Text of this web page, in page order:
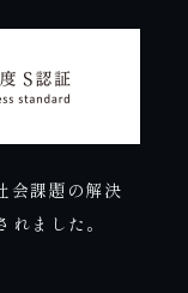
会課題の解決
ました。